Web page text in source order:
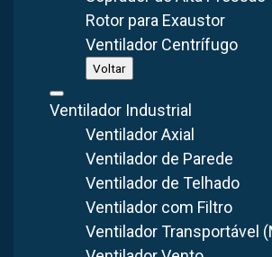
Rotor para Exaustor
Ventilador Centrífugo
Voltar
Ventilador Industrial
Ventilador Axial
Ventilador de Parede
Ventilador de Telhado
Ventilador com Filtro
Ventilador Transportável
Fabricação Nacional
FABRICAÇÃO GARANTIA